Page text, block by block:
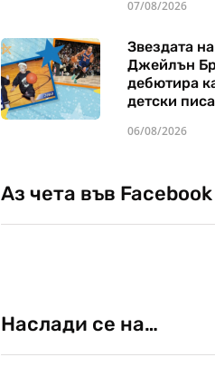
07/08/2026
Звездата
Джейлън
дебютира
детски
06/08/2026
Аз чета във Facebook
Наслади се на…